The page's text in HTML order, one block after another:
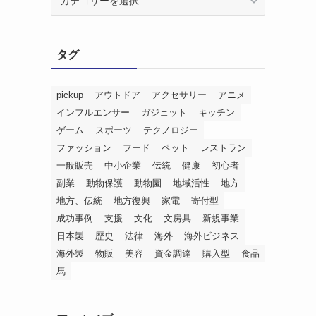
別
成
事
例
集
タグ
pickup アウトドア アクセサリー
アニメ
インフルエンサー
ガジェット
キッチン
ゲーム
スポーツ
テクノロジー
ファッション
フード ペット
レストラン
一般販売
中小企業 伝統 健康
初心者
副業
動物保護 動物園 地域活性
地方
地方、伝統
地方復興 家電
寄付型
成功事例
支援 文化 文房具
新規事業
日本製
歴史 法律 海外
海外ビジネス
海外製
物販 美容 資金調達 購入型
食品
馬